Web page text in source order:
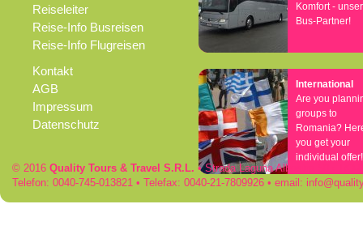
Reiseleiter
Reise-Info Busreisen
Reise-Info Flugreisen
Kontakt
AGB
Impressum
Datenschutz
Komfort -
Bus-Partner!
International
Are you
groups to
Romania?
you get your
individual offer!
© 2016 Quality Tours & Travel S.R.L. • Strada Laguna Albastra 50 • RO-
Telefon: 0040-745-013821 • Telefax: 0040-21-7809926 • email: info